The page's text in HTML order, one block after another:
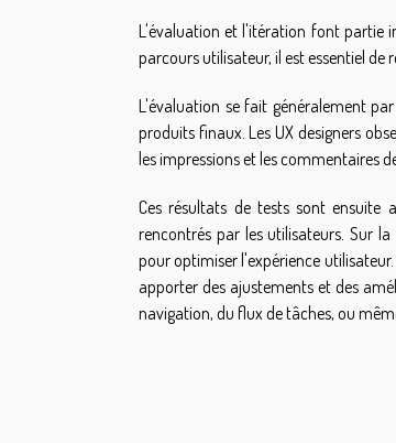
L'évaluation et l'itération font partie
parcours utilisateur, il est essentiel de
L'évaluation se fait généralement
produits finaux. Les UX designers
les impressions et les commentaires
Ces résultats de tests sont ensuite
rencontrés par les utilisateurs. Sur
pour optimiser l'expérience
apporter des ajustements et des
navigation, du flux de tâches, ou